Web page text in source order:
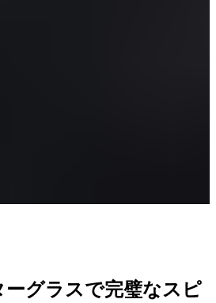
グラスで完璧なスピ